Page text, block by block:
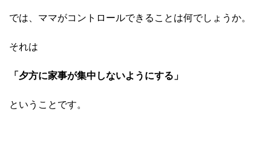
では、ママがコントロールできることは何でしょうか。
それは
「夕方に家事が集中しないようにする」
ということです。